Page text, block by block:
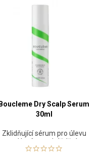
Boucleme Dry Scalp Serum
30ml
Zklidňující sérum pro úlevu
od lupů a podráždění
pokožky